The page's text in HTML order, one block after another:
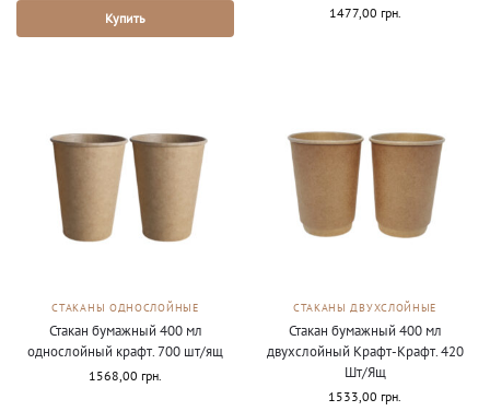
Купить 1477,00 грн.
СТАКАНЫ ОДНОСЛОЙНЫЕ
Стакан бумажный 400 мл
однослойный крафт. 700 шт/ящ
1568,00 грн.
СТАКАНЫ ДВУХСЛОЙНЫЕ
Стакан бумажный 400 мл
двухслойный Крафт-Крафт. 420
Шт/Ящ
1533,00 грн.